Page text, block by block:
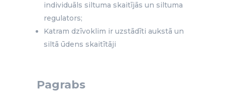
individuāls siltuma skaitījās un siltuma
regulators;
Katram dzīvoklim ir uzstādīti aukstā un
siltā ūdens skaitītāji
Pagrabs